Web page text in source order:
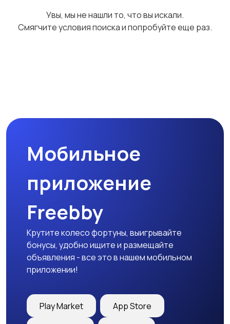
Футболки и поло Штаны и шорты
Другое
Увы, мы не нашли то, что вы искали.
Смягчите условия поиска и попробуйте еще раз.
Мобильное
приложение
Freebby
Крутите колесо фортуны, выигрывайте
бонусы, удобно ищите и размещайте
объявления - все это в нашем мобильном
приложении!
Play Market App Store